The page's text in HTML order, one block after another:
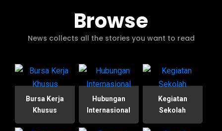
Browse
News collects all the stories you want to read
Bursa Kerja
Khusus
Hubungan
Internasional
Kegiatan
Sekolah